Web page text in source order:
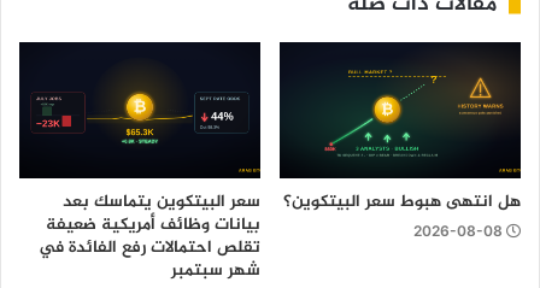
هل انتهى هبوط سعر البيتكوين؟
2026-08-08
سعر البيتكوين يتماسك بعد
بيانات وظائف أمريكية ضعيفة
تقلص احتمالات رفع الفائدة في
شهر سبتمبر